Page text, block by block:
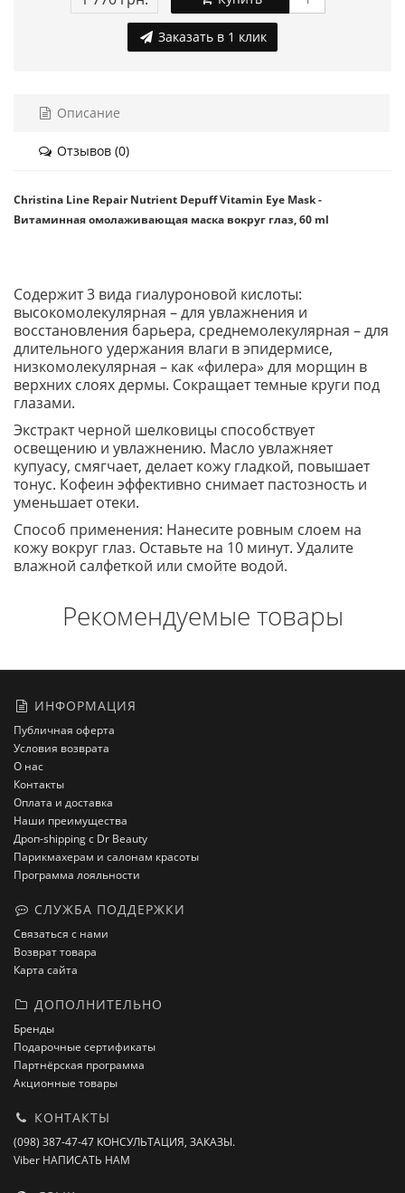
Заказать в 1 клик
Описание
Отзывов (0)
Christina Line Repair Nutrient Depuff Vitamin Eye Mask -
Витаминная омолаживающая маска вокруг глаз, 60 ml
Содержит 3 вида гиалуроновой кислоты:
высокомолекулярная – для увлажнения и
восстановления барьера, среднемолекулярная – для
длительного удержания влаги в эпидермисе,
низкомолекулярная – как «филера» для морщин в
верхних слоях дермы. Сокращает темные круги под
глазами.
Экстракт черной шелковицы способствует
освещению и увлажнению. Масло увлажняет
купуасу, смягчает, делает кожу гладкой, повышает
тонус. Кофеин эффективно снимает пастозность и
уменьшает отеки.
Способ применения: Нанесите ровным слоем на
кожу вокруг глаз. Оставьте на 10 минут. Удалите
влажной салфеткой или смойте водой.
Рекомендуемые товары
ИНФОРМАЦИЯ
Публичная оферта
Условия возврата
О нас
Контакты
Оплата и доставка
Наши преимущества
Дроп-shipping с Dr Beauty
Парикмахерам и салонам красоты
Программа лояльности
СЛУЖБА ПОДДЕРЖКИ
Связаться с нами
Возврат товара
Карта сайта
ДОПОЛНИТЕЛЬНО
Бренды
Подарочные сертификаты
Партнёрская программа
Акционные товары
КОНТАКТЫ
(098) 387-47-47 КОНСУЛЬТАЦИЯ, ЗАКАЗЫ.
Viber НАПИСАТЬ НАМ